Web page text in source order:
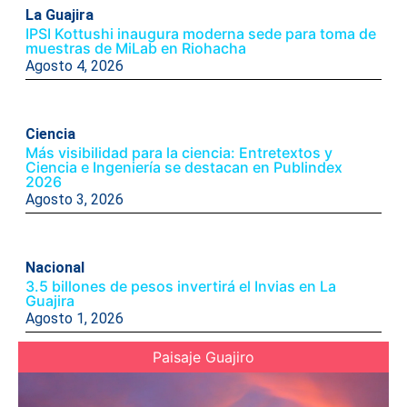
La Guajira
IPSI Kottushi inaugura moderna sede para toma de
muestras de MiLab en Riohacha
Agosto 4, 2026
Ciencia
Más visibilidad para la ciencia: Entretextos y
Ciencia e Ingeniería se destacan en Publindex
2026
Agosto 3, 2026
Nacional
3.5 billones de pesos invertirá el Invias en La
Guajira
Agosto 1, 2026
Paisaje Guajiro